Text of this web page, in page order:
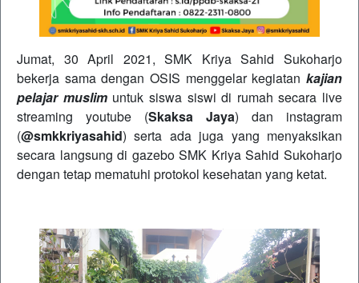
Jumat, 30 April 2021, SMK Kriya Sahid Sukoharjo
bekerja sama dengan OSIS menggelar kegiatan kajian
pelajar muslimuntuk siswa siswi di rumah secara live
streaming youtube (Skaksa Jaya) dan instagram
(@smkkriyasahid) serta ada juga yang menyaksikan
secara langsung di gazebo SMK Kriya Sahid Sukoharjo
dengan tetap mematuhi protokol kesehatan yang ketat.